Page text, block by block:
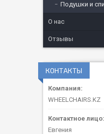
Подушки и
О нас
Отзывы
КОНТАКТЫ
WHEELCHAIRS.KZ
Евгения